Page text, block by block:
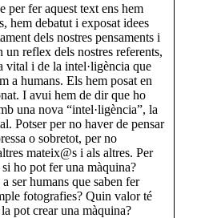
per fer aquest text ens hem
hem debatut i exposat idees
dels nostres pensaments i
un reflex dels nostres referents,
vital i de la intel·ligència que
a humans. Els hem posat en
I avui hem de dir que ho
una nova “intel·ligència”, la
Potser per no haver de pensar
o sobretot, per no
mateix@s i als altres. Per
ho pot fer una màquina?
ser humans que saben fer
fotografies? Quin valor té
pot crear una màquina?